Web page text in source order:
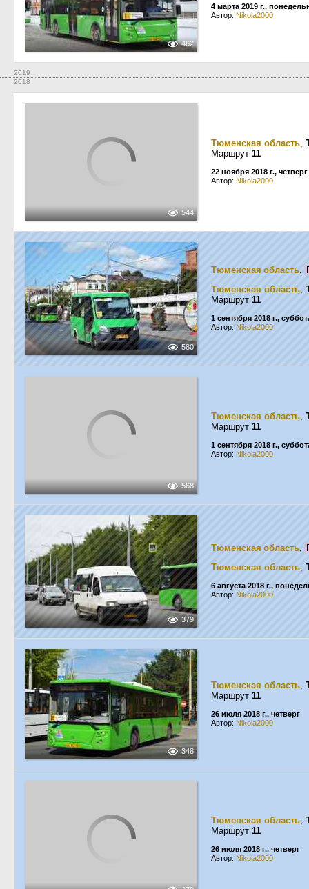
462
4 марта 2019 г.,
Автор: Nikola2000
2019
2018
544
Тюменская область,
Маршрут 11
22 ноября 2018 г., четверг
Автор: Nikola2000
580
Тюменская область,
Тюменская область,
Маршрут 11
1 сентября 2018 г.,
Автор: Nikola2000
568
Тюменская область,
Маршрут 11
1 сентября 2018 г.,
Автор: Nikola2000
379
Тюменская область,
Тюменская область,
6 августа 2018 г.,
Автор: Nikola2000
348
Тюменская область,
Маршрут 11
26 июля 2018 г., четверг
Автор: Nikola2000
Тюменская область,
Маршрут 11
26 июля 2018 г., четверг
Автор: Nikola2000